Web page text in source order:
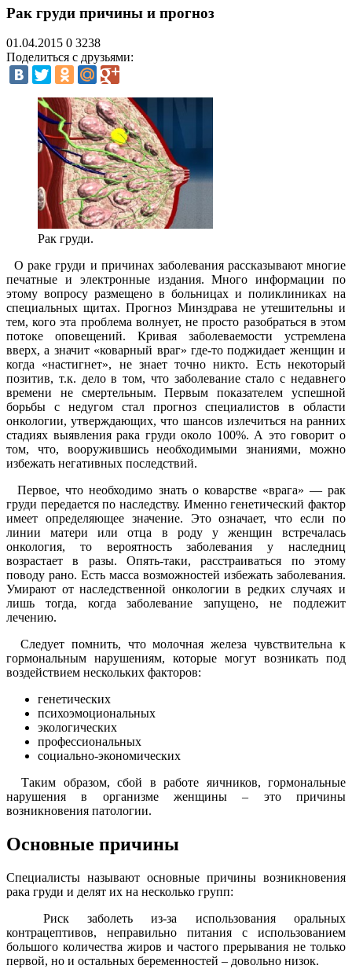
Рак груди причины и прогноз
01.04.2015 0 3238
Поделиться с друзьями:
Рак груди.
О раке груди и причинах заболевания рассказывают многие
печатные и электронные издания. Много информации по
этому вопросу размещено в больницах и поликлиниках на
специальных щитах. Прогноз Минздрава не утешительны и
тем, кого эта проблема волнует, не просто разобраться в этом
потоке оповещений. Кривая заболеваемости устремлена
вверх, а значит «коварный враг» где-то поджидает женщин и
когда «настигнет», не знает точно никто. Есть некоторый
позитив, т.к. дело в том, что заболевание стало с недавнего
времени не смертельным. Первым показателем успешной
борьбы с недугом стал прогноз специалистов в области
онкологии, утверждающих, что шансов излечиться на ранних
стадиях выявления рака груди около 100%. А это говорит о
том, что, вооружившись необходимыми знаниями, можно
избежать негативных последствий.
Первое, что необходимо знать о коварстве «врага» — рак
груди передается по наследству. Именно генетический фактор
имеет определяющее значение. Это означает, что если по
линии матери или отца в роду у женщин встречалась
онкология, то вероятность заболевания у наследниц
возрастает в разы. Опять-таки, расстраиваться по этому
поводу рано. Есть масса возможностей избежать заболевания.
Умирают от наследственной онкологии в редких случаях и
лишь тогда, когда заболевание запущено, не подлежит
лечению.
Следует помнить, что молочная железа чувствительна к
гормональным нарушениям, которые могут возникать под
воздействием нескольких факторов:
генетических
психоэмоциональных
экологических
профессиональных
социально-экономических
Таким образом, сбой в работе яичников, гормональные
нарушения в организме женщины – это причины
возникновения патологии.
Основные причины
Специалисты называют основные причины возникновения
рака груди и делят их на несколько групп:
Риск заболеть из-за использования оральных
контрацептивов, неправильно питания с использованием
большого количества жиров и частого прерывания не только
первой, но и остальных беременностей – довольно низок.